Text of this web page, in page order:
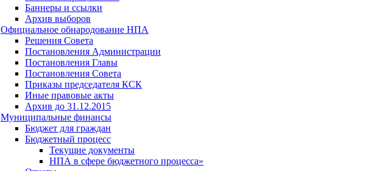
Баннеры и ссылки
Архив выборов
Официальное обнародование НПА
Решения Совета
Постановления Администрации
Постановления Главы
Постановления Совета
Приказы председателя КСК
Иные правовые акты
Архив до 31.12.2015
Муниципальные финансы
Бюджет для граждан
Бюджетный процесс
Текущие документы
НПА в сфере бюджетного процесса»